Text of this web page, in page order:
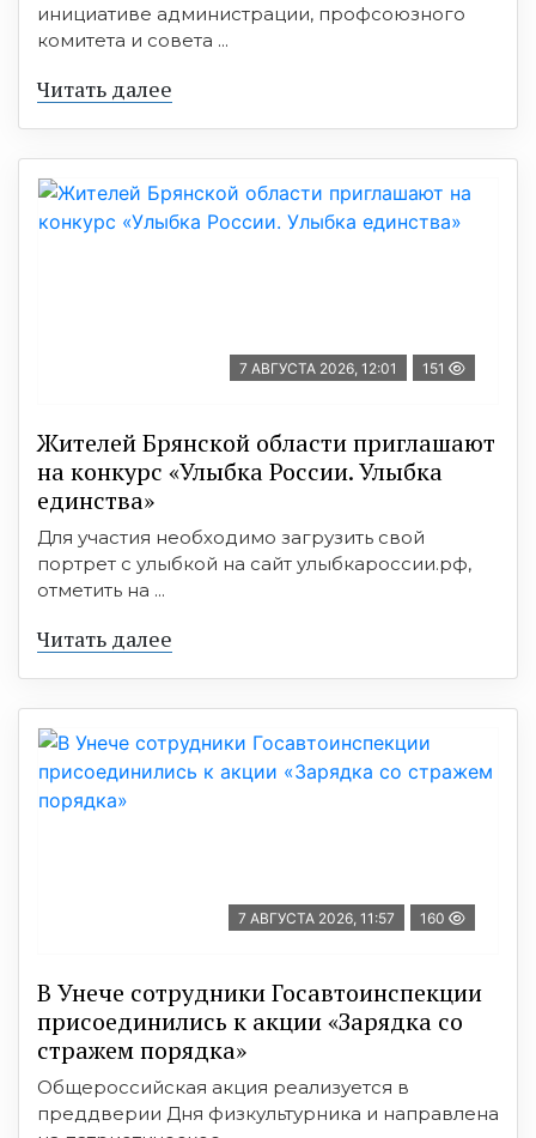
инициативе администрации, профсоюзного
комитета и совета ...
Читать далее
7 АВГУСТА 2026, 12:01 151
Жителей Брянской области приглашают
на конкурс «Улыбка России. Улыбка
единства»
Для участия необходимо загрузить свой
портрет с улыбкой на сайт улыбкароссии.рф,
отметить на ...
Читать далее
7 АВГУСТА 2026, 11:57 160
В Унече сотрудники Госавтоинспекции
присоединились к акции «Зарядка со
стражем порядка»
Общероссийская акция реализуется в
преддверии Дня физкультурника и направлена